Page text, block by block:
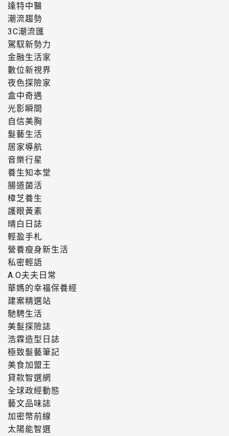
達特中醫
潮流趨勢
3C潮流匯
駕馭新勢力
金融生活家
數位新視界
夜色探險家
盒中奇遇
光影瞬間
自信美胸
髮藝生活
居家導航
音樂行星
養生知本堂
腸道菌活
樟芝養生
護眼黃素
晴白日誌
輕盈手札
營養瘦身新生活
私密輕語
A.O夫夫日常
華媽的幸福保養經
建案精選站
馳騁生活
美髮探險誌
浩霖造型日誌
極致髮藝筆記
美食加盟王
貸款智選網
全球政經動態
藝文品味誌
加密幣前線
太陽能智選